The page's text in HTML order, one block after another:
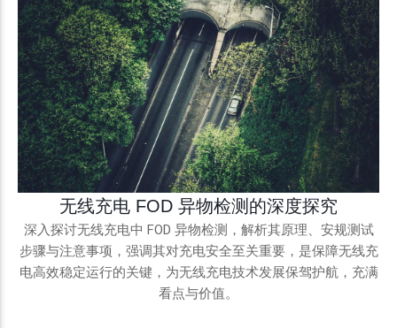
无线充电 FOD 异物检测的深度探究
深入探讨无线充电中 FOD 异物检测，解析其原理、安规测试
步骤与注意事项，强调其对充电安全至关重要，是保障无线充
电高效稳定运行的关键，为无线充电技术发展保驾护航，充满
看点与价值。